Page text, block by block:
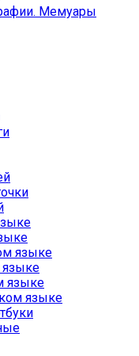
Мемуары
языке
языке
языке
языке